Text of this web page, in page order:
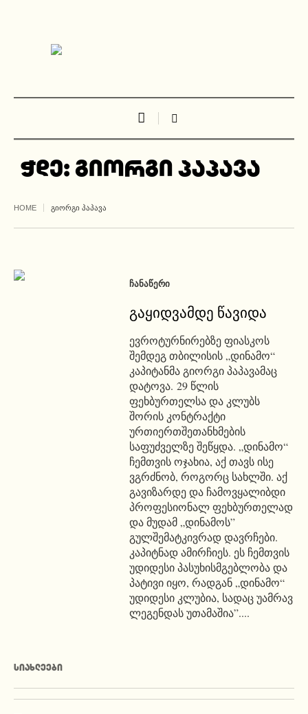
ჭდე:გიორგი პაპავა
HOME ᲒᲘᲝᲠᲒᲘ ᲞᲐᲞᲐᲕᲐ
ᲩᲐᲜᲐᲬᲔᲠᲘ
გაყიდვამდე წავიდა
ევროტურნირებზე ფიასკოს
შემდეგ თბილისის „დინამო“
კაპიტანმა გიორგი პაპავამაც
დატოვა. 29 წლის
ფეხბურთელსა და კლუბს
შორის კონტრაქტი
ურთიერთშეთანხმების
საფუძველზე შეწყდა. „დინამო“
ჩემთვის ოჯახია, აქ თავს ისე
ვგრძნობ, როგორც სახლში. აქ
გავიზარდე და ჩამოვყალიბდი
პროფესიონალ ფეხბურთელად
და მუდამ „დინამოს”
გულშემატკივრად დავრჩები.
კაპიტნად ამირჩიეს. ეს ჩემთვის
უდიდესი პასუხისმგებლობა და
პატივი იყო, რადგან „დინამო“
უდიდესი კლუბია, სადაც უამრავ
ლეგენდას უთამაშია”....
ᲡᲘᲐᲮᲚᲔᲔᲑᲘ